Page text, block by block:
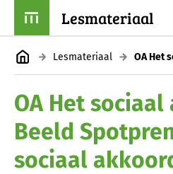
Lesmateriaal
Lesmateriaal
OA Het
Beeld
sociaal